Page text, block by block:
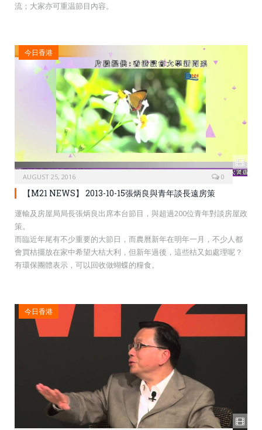
流；大家亦可重温節目內容。
今日香港
AUGUST 25, 2016 0
【M21 NEWS】 2013-10-15張炳良與青年談長遠房策
運輸及房屋局局長張炳良出席本台節目，與超過200位青年對談房屋政
策。
而臨近年尾有不少重要的大節日，而農曆新年在明年一月，不少人都
會買桔擺放在家中希望大桔大利，但新年過後，這些桔又如處理呢？
有環保團體表示，可以回收做蝴蝶的糧食。
今日香港